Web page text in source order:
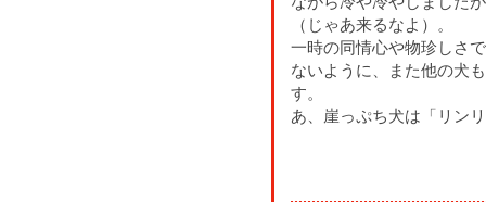
（じゃあ来るなよ）。
一時の同情心や物珍しさ
ないように、また他の犬
す。
あ、崖っぷち犬は「リン